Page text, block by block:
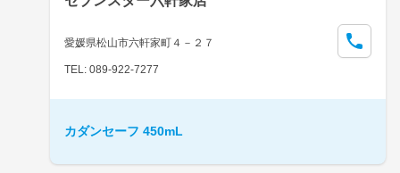
愛媛県松山市六軒家町４－２７
TEL: 089-922-7277
カダンセーフ 450mL